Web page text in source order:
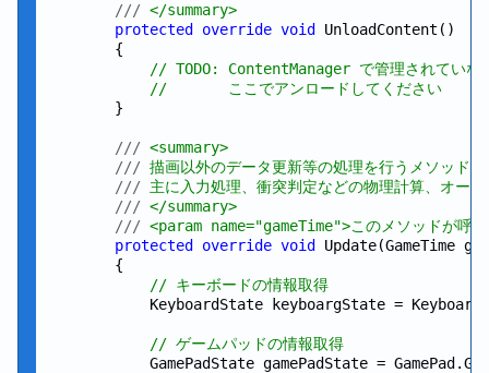
/// </summary>
protected
override void
UnloadContent()
        {
// TODO: ContentManager で管理されていな
//       ここでアンロードしてください
        }
/// <summary>
/// 描画以外のデータ更新等の処理を行うメソッド
/// 主に入力処理、衝突判定などの物理計算、オー
/// </summary>
/// <param name="gameTime">このメソッドが呼
protected
override void
Update(GameTime
        {
// キーボードの情報取得
KeyboardState keyboargState =
// ゲームパッドの情報取得
GamePadState gamePadState =